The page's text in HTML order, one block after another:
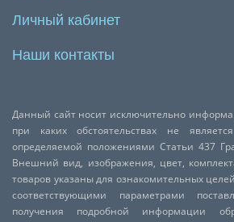
Личный кабинет
Наши контакты
Данный сайт носит исключительно
при каких обстоятельствах не
определяемой положениями Статьи 437
Внешний вид, изображения, цвет,
товаров указаны для ознакомительных
соответствующими параметрами
получения подробной информации